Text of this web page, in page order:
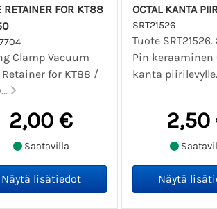
RETAINER FOR KT88
Clamp Vacuum
Retainer for KT88 /
2,00 €
Saatavilla
OCTAL KANTA
SRT21526
Tuote SRT21526.
Pin keraaminen
kanta piirilevylle.
2,50